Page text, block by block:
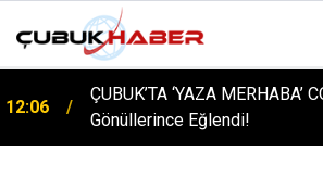
12:06
ÇUBUK’TA ‘YAZA MERHABA’
Gönüllerince Eğlendi!